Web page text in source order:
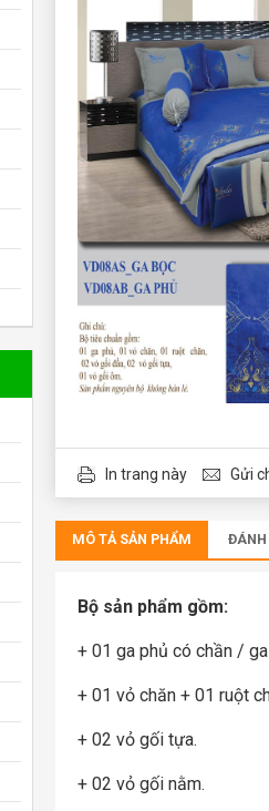
In trang này Gửi
MÔ TẢ SẢN PHẨM ĐÁNH
Bộ sản phẩm gồm:
+ 01 ga phủ có chần /
+ 01 vỏ chăn + 01 ruột
+ 02 vỏ gối tựa.
+ 02 vỏ gối nằm.